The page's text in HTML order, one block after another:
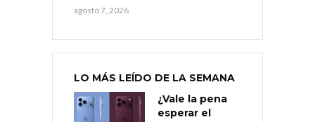
agosto 7, 2026
LO MÁS LEÍDO DE LA SEMANA
¿Vale la pena
esperar el